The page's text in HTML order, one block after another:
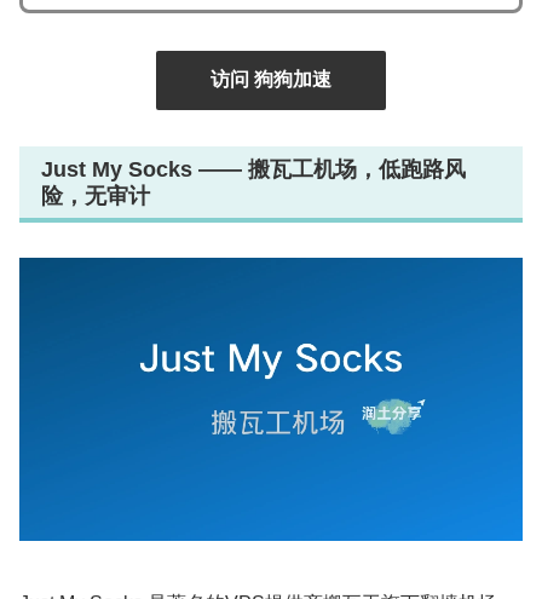
访问 狗狗加速
Just My Socks —— 搬瓦工机场，低跑路风
险，无审计